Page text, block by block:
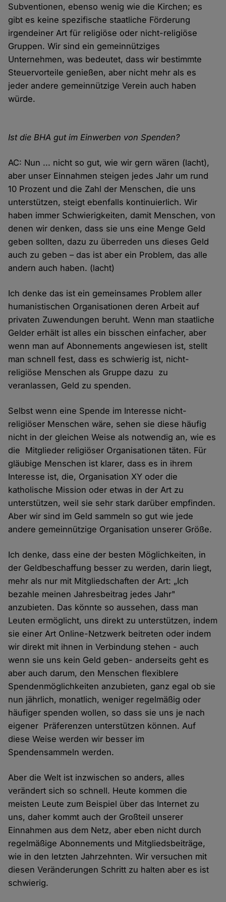
Subventionen, ebenso wenig wie die Kirchen; es
gibt es keine spezifische staatliche Förderung
irgendeiner Art für religiöse oder nicht-religiöse
Gruppen. Wir sind ein gemeinnütziges
Unternehmen, was bedeutet, dass wir bestimmte
Steuervorteile genießen, aber nicht mehr als es
jeder andere gemeinnützige Verein auch haben
würde.
Ist die BHA gut im Einwerben von Spenden?
AC: Nun ... nicht so gut, wie wir gern wären (lacht),
aber unser Einnahmen steigen jedes Jahr um rund
10 Prozent und die Zahl der Menschen, die uns
unterstützen, steigt ebenfalls kontinuierlich. Wir
haben immer Schwierigkeiten, damit Menschen, von
denen wir denken, dass sie uns eine Menge Geld
geben sollten, dazu zu überreden uns dieses Geld
auch zu geben – das ist aber ein Problem, das alle
andern auch haben. (lacht)
Ich denke das ist ein gemeinsames Problem aller
humanistischen Organisationen deren Arbeit auf
privaten Zuwendungen beruht. Wenn man staatliche
Gelder erhält ist alles ein bisschen einfacher, aber
wenn man auf Abonnements angewiesen ist, stellt
man schnell fest, dass es schwierig ist, nicht-
religiöse Menschen als Gruppe dazu zu
veranlassen, Geld zu spenden.
Selbst wenn eine Spende im Interesse nicht-
religiöser Menschen wäre, sehen sie diese häufig
nicht in der gleichen Weise als notwendig an, wie es
die Mitglieder religiöser Organisationen täten. Für
gläubige Menschen ist klarer, dass es in ihrem
Interesse ist, die, Organisation XY oder die
katholische Mission oder etwas in der Art zu
unterstützen, weil sie sehr stark darüber empfinden.
Aber wir sind im Geld sammeln so gut wie jede
andere gemeinnützige Organisation unserer Größe.
Ich denke, dass eine der besten Möglichkeiten, in
der Geldbeschaffung besser zu werden, darin liegt,
mehr als nur mit Mitgliedschaften der Art: „Ich
bezahle meinen Jahresbeitrag jedes Jahr"
anzubieten. Das könnte so aussehen, dass man
Leuten ermöglicht, uns direkt zu unterstützen, indem
sie einer Art Online-Netzwerk beitreten oder indem
wir direkt mit ihnen in Verbindung stehen - auch
wenn sie uns kein Geld geben- anderseits geht es
aber auch darum, den Menschen flexiblere
Spendenmöglichkeiten anzubieten, ganz egal ob sie
nun jährlich, monatlich, weniger regelmäßig oder
häufiger spenden wollen, so dass sie uns je nach
eigener Präferenzen unterstützen können. Auf
diese Weise werden wir besser im
Spendensammeln werden.
Aber die Welt ist inzwischen so anders, alles
verändert sich so schnell. Heute kommen die
meisten Leute zum Beispiel über das Internet zu
uns, daher kommt auch der Großteil unserer
Einnahmen aus dem Netz, aber eben nicht durch
regelmäßige Abonnements und Mitgliedsbeiträge,
wie in den letzten Jahrzehnten. Wir versuchen mit
diesen Veränderungen Schritt zu halten aber es ist
schwierig.